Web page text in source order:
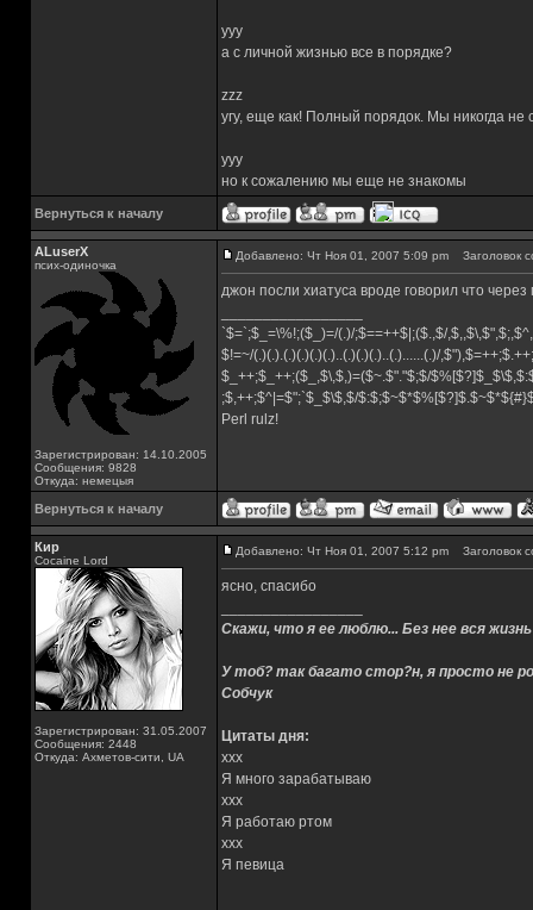
yyy
а с личной жизнью все в порядке?
zzz
угу, еще как! Полный порядок. Мы никогда
yyy
но к сожалению мы еще не знакомы
Вернуться к началу
ALuserX
псих-одиночка
Зарегистрирован: 14.10.2005
Сообщения: 9828
Откуда: немецыя
Добавлено: Чт Ноя 01, 2007 5:09 pm Заголовок
джон посли хиатуса вроде говорил что
`$=`;$_=\%!;($_)=/(.)/;$==++$|;($.,$/
$!=~/(.)(.).(.)(.)(.)(.)..(.)(.)(.)..(.)......(.)/
$_++;$_++;($_,$\,$,)=($~.$"."$;$/
;$,++;$^|=$";`$_$\$,$/
Perl rulz!
Вернуться к началу
Кир
Cocaine Lord
Зарегистрирован: 31.05.2007
Сообщения: 2448
Откуда: Ахметов-сити, UA
Добавлено: Чт Ноя 01, 2007 5:12 pm Заголовок
ясно, спасибо
Скажи, что я ее люблю... Без нее вся
У тоб? так багато стор?н, я просто не
Собчук
Цитаты дня:
xxx
Я много зарабатываю
xxx
Я работаю ртом
xxx
Я певица